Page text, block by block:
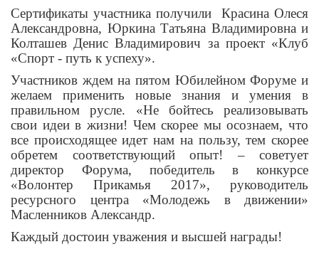
Сертификаты участника получили Красина Олеся
Александровна, Юркина Татьяна Владимировна и
Колташев Денис Владимирович за проект «Клуб
«Спорт - путь к успеху».
Участников ждем на пятом Юбилейном Форуме и
желаем применить новые знания и умения в
правильном русле. «Не бойтесь реализовывать
свои идеи в жизни! Чем скорее мы осознаем, что
все происходящее идет нам на пользу, тем скорее
обретем соответствующий опыт! – советует
директор Форума, победитель в конкурсе
«Волонтер Прикамья 2017», руководитель
ресурсного центра «Молодежь в движении»
Масленников Александр.
Каждый достоин уважения и высшей награды!